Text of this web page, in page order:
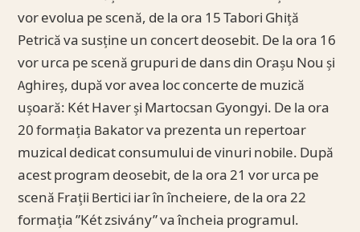
vor evolua pe scenă, de la ora 15 Tabori Ghiță
Petrică va susține un concert deosebit. De la ora 16
vor urca pe scenă grupuri de dans din Orașu Nou și
Aghireș, după vor avea loc concerte de muzică
ușoară: Két Haver și Martocsan Gyongyi. De la ora
20 formația Bakator va prezenta un repertoar
muzical dedicat consumului de vinuri nobile. După
acest program deosebit, de la ora 21 vor urca pe
scenă Frații Bertici iar în încheiere, de la ora 22
formația ”Két zsivány” va încheia programul.